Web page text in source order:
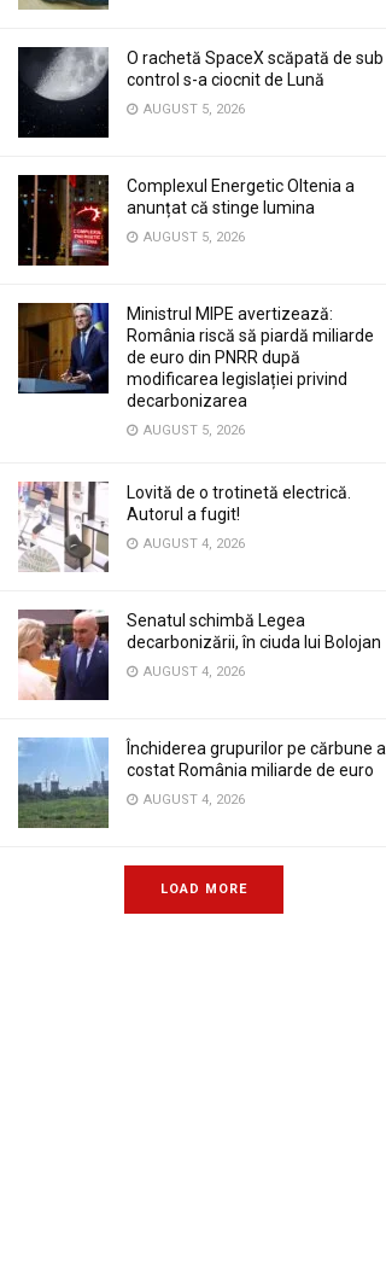
O rachetă SpaceX scăpată de sub
control s-a ciocnit de Lună
AUGUST 5, 2026
Complexul Energetic Oltenia a
anunțat că stinge lumina
AUGUST 5, 2026
Ministrul MIPE avertizează:
România riscă să piardă miliarde
de euro din PNRR după
modificarea legislației privind
decarbonizarea
AUGUST 5, 2026
Lovită de o trotinetă electrică.
Autorul a fugit!
AUGUST 4, 2026
Senatul schimbă Legea
decarbonizării, în ciuda lui Bolojan
AUGUST 4, 2026
Închiderea grupurilor pe cărbune a
costat România miliarde de euro
AUGUST 4, 2026
LOAD MORE